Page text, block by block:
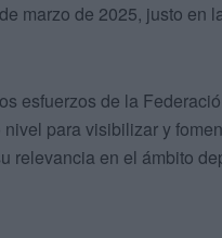
marzo de 2025, justo en
esfuerzos de la
para visibilizar y
relevancia en el ámbito